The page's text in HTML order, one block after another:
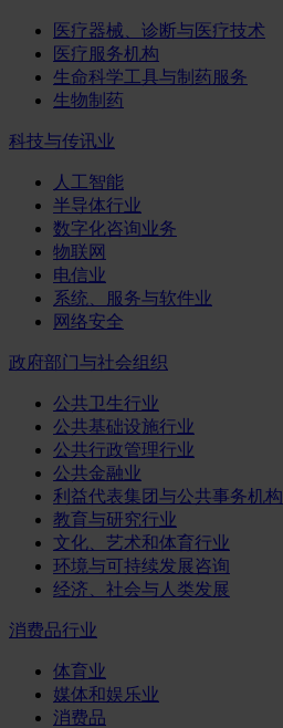
医疗器械、诊断与医疗技术
医疗服务机构
生命科学工具与制药服务
生物制药
科技与传讯业
人工智能
半导体行业
数字化咨询业务
物联网
电信业
系统、服务与软件业
网络安全
政府部门与社会组织
公共卫生行业
公共基础设施行业
公共行政管理行业
公共金融业
利益代表集团与公共事务机构
教育与研究行业
文化、艺术和体育行业
环境与可持续发展咨询
经济、社会与人类发展
消费品行业
体育业
媒体和娱乐业
消费品